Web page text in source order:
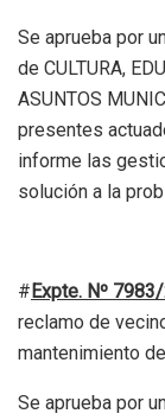
Se aprueba por
de CULTURA,
ASUNTOS
presentes
informe las
solución a la
#Expte. Nº
reclamo de
mantenimiento
Se aprueba por